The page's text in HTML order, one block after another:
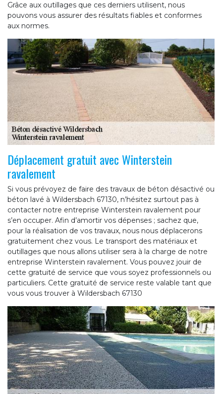
Grâce aux outillages que ces derniers utilisent, nous
pouvons vous assurer des résultats fiables et conformes
aux normes.
Déplacement gratuit avec Winterstein
ravalement
Si vous prévoyez de faire des travaux de béton désactivé ou
béton lavé à Wildersbach 67130, n’hésitez surtout pas à
contacter notre entreprise Winterstein ravalement pour
s’en occuper. Afin d’amortir vos dépenses ; sachez que,
pour la réalisation de vos travaux, nous nous déplacerons
gratuitement chez vous. Le transport des matériaux et
outillages que nous allons utiliser sera à la charge de notre
entreprise Winterstein ravalement. Vous pouvez jouir de
cette gratuité de service que vous soyez professionnels ou
particuliers. Cette gratuité de service reste valable tant que
vous vous trouver à Wildersbach 67130